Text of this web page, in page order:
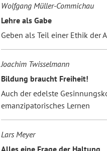
Wolfgang Müller-Commichau
Lehre als Gabe
Geben als Teil einer Ethik der
Joachim Twisselmann
Bildung braucht Freiheit!
Auch der edelste
emanzipatorisches Lernen
Lars Meyer
Alles eine Frage der Haltung